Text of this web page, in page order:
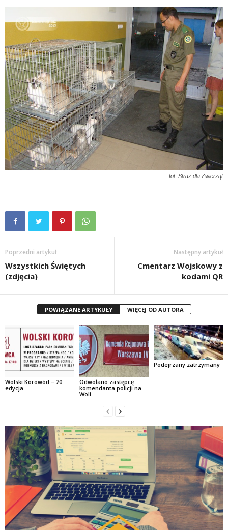
fot. Straż dla Zwierząt
Poprzedni artykuł
Wszystkich Świętych
(zdjęcia)
Następny artykuł
Cmentarz Wojskowy z
kodami QR
POWIĄZANE ARTYKUŁY WIĘCEJ OD AUTORA
Wolski Korowód – 20.
edycja.
Odwołano zastępcę
komendanta policji na
Woli
Podejrzany zatrzymany